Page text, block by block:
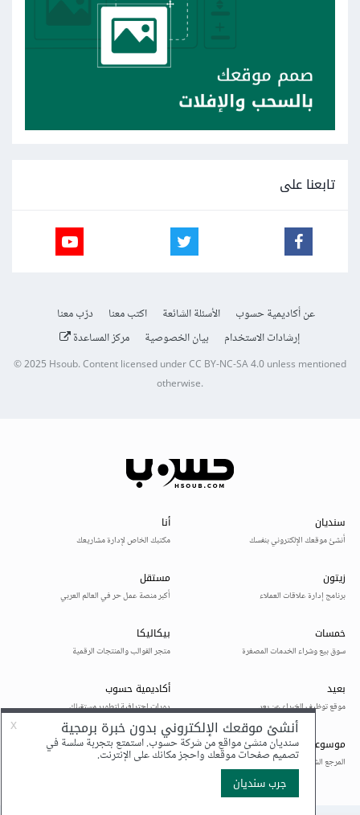
تابعنا على
عن أكاديمية حسوب الأسئلة الشائعة اكتب معنا
درّب معنا
إرشادات الاستخدام
بيان الخصوصية مركز المساعدة
© 2025Hsoub.Content licensed underCC BY-NC-SA 4.0unless mentioned
otherwise.